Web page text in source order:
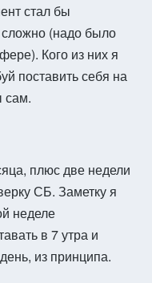
стал бы
(надо было
Кого из них я
поставить себя на
сам.
плюс две недели
СБ. Заметку я
неделе
в 7 утра и
из принципа.